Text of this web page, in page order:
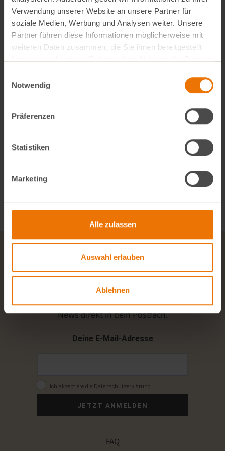
Verwendung unserer Website an unsere Partner für
soziale Medien, Werbung und Analysen weiter. Unsere
Partner führen diese Informationen möglicherweise mit
weiteren Daten zusammen, die Sie ihnen bereitgestellt
Notwendig
Präferenzen
Statistiken
Marketing
Alle zulassen
Auswahl erlauben
Ablehnen
Wann?
27. Juni 2026
10:30 bis 15:00 Uhr
Wo?
Franz-Nißl-Str. 41
Alle Events
FAQ
Newsletter
News direkt in dein Postfach.
Deine E-Mail-Adresse
Ich akzeptiere die Datenschutzerklärung.
JETZT ANMELDEN